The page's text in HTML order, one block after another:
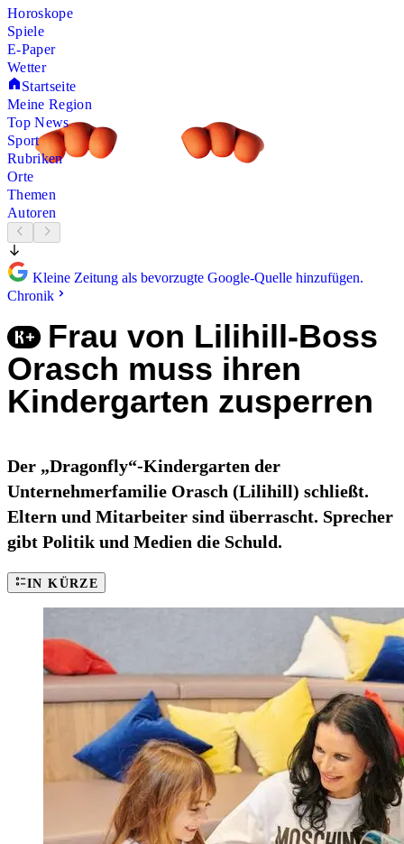
Horoskope
Spiele
E-Paper
Wetter
Startseite
Meine Region
Top News
Sport
Rubriken
Orte
Themen
Autoren
Kleine Zeitung als bevorzugte Google-Quelle hinzufügen.
Chronik
Frau von Lilihill-Boss
Orasch muss ihren
Kindergarten zusperren
Der „Dragonfly“-Kindergarten der
Unternehmerfamilie Orasch (Lilihill) schließt.
Eltern und Mitarbeiter sind überrascht. Sprecher
gibt Politik und Medien die Schuld.
IN KÜRZE